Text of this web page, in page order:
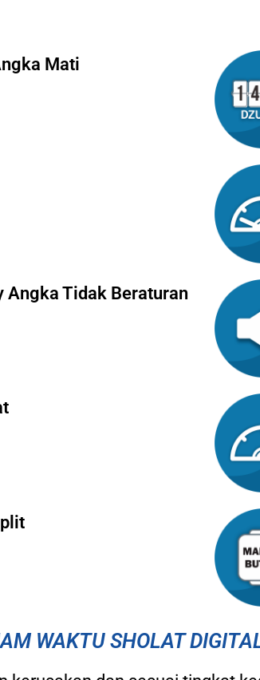
Mati
Angka Tidak Beraturan
WAKTU SHOLAT